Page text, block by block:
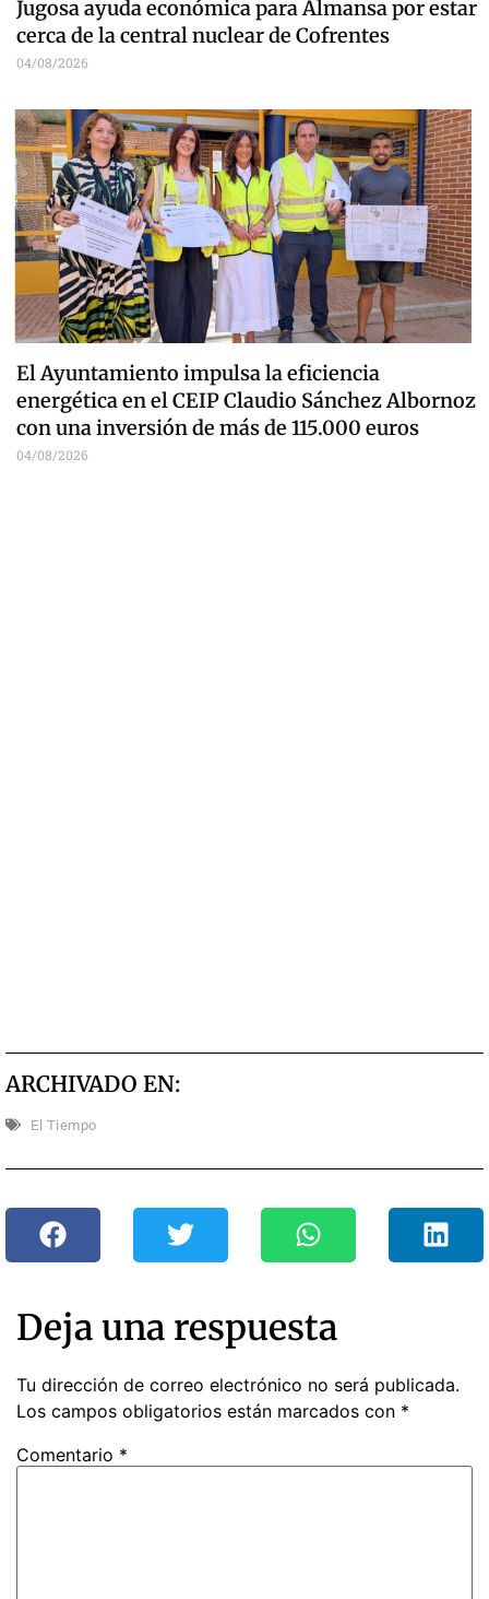
Jugosa ayuda económica para Almansa por estar
cerca de la central nuclear de Cofrentes
04/08/2026
El Ayuntamiento impulsa la eficiencia
energética en el CEIP Claudio Sánchez Albornoz
con una inversión de más de 115.000 euros
04/08/2026
ARCHIVADO EN:
El Tiempo
Deja una respuesta
Tu dirección de correo electrónico no será publicada.
Los campos obligatorios están marcados con *
Comentario *